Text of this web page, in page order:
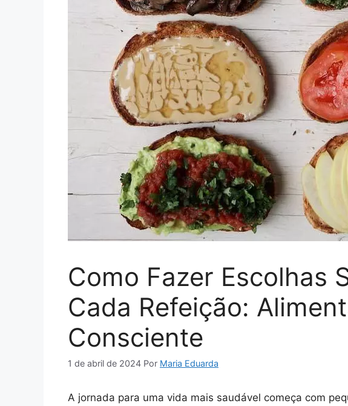
Como Fazer Escolhas
Cada Refeição:
Consciente
1 de abril de 2024 Por Maria Eduarda
A jornada para uma vida mais saudável começa com